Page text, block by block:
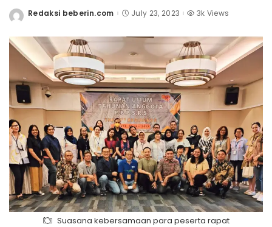
Posted
Redaksi beberin.com July 23, 2023 3k Views
Suasana kebersamaan para peserta rapat